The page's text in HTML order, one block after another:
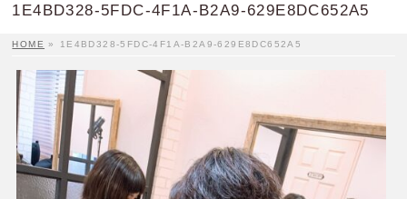
1E4BD328-5FDC-4F1A-B2A9-629E8DC652A5
HOME » 1E4BD328-5FDC-4F1A-B2A9-629E8DC652A5